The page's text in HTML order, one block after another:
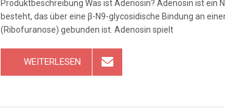
Produktbeschreibung Was ist Adenosin? Adenosin ist ein Nukleosid, das aus einem Adeninmolekül
besteht, das über eine β-N9-glycosidische Bindung an
(Ribofuranose) gebunden ist. Adenosin spielt
WEITERLESEN